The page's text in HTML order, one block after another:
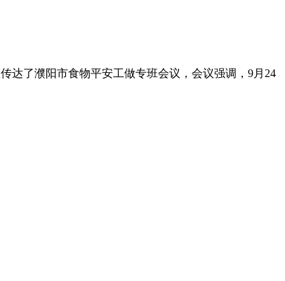
了濮阳市食物平安工做专班会议，会议强调，9月24